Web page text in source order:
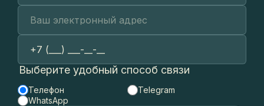
Выберите удобный способ связи
Телефон
Telegram
WhatsApp